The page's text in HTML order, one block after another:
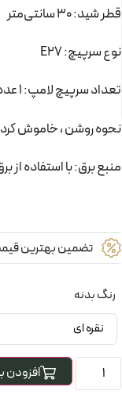
قطر شید: 30 سانتی‌متر
نوع سرپیچ: E27
تعداد سرپیچ لامپ: 1 عدد
نحوه روشن ، خاموش
منبع برق: با استفاده از
تضمین بهترین
رنگ بدنه
افزودن